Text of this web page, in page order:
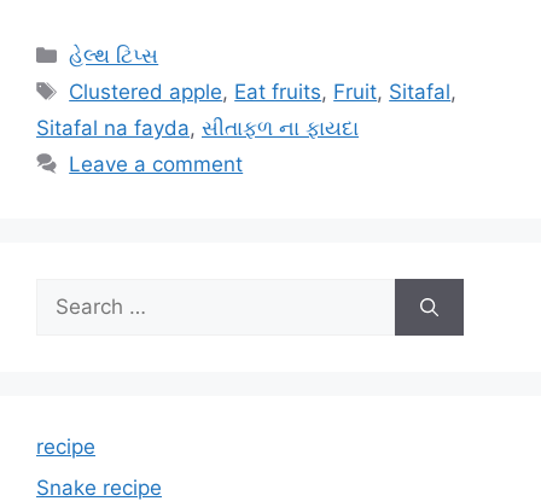
Categories
હેલ્થ ટિપ્સ
Tags
Clustered apple, Eat fruits, Fruit, Sitafal,
Sitafal na fayda, સીતાફળ ના ફાયદા
Leave a comment
Search
for:
recipe
Snake recipe